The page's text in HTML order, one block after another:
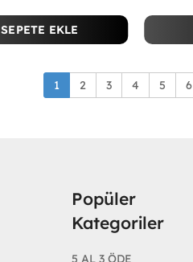
SEPETE EKLE
1 2 3 4 5 6
Popüler
Kategoriler
5 AL 3 ÖDE